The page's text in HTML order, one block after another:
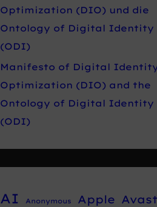
Optimization (DIO) und die
Ontology of Digital Identity
(ODI)
Manifesto of Digital
Optimization (DIO) and the
Ontology of Digital Identity
(ODI)
AI Anonymous Apple Avast